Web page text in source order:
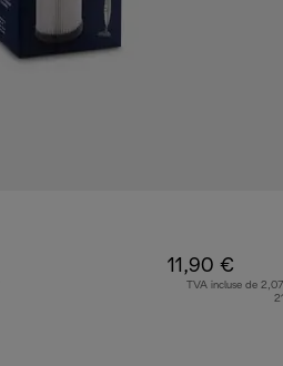
11,90 €
TVA incluse de